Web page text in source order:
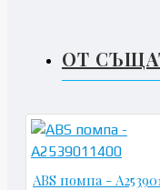
ОТ
ABS помпа -